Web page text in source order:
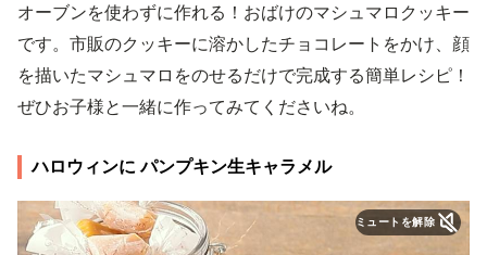
オーブンを使わずに作れる！おばけのマシュマロクッキー
です。市販のクッキーに溶かしたチョコレートをかけ、顔
を描いたマシュマロをのせるだけで完成する簡単レシピ！
ぜひお子様と一緒に作ってみてくださいね。
ハロウィンに パンプキン生キャラメル
ミュートを解除